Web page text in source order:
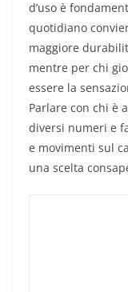
d’uso è
quotidiano
maggiore
mentre per chi
essere la
Parlare con chi è
diversi numeri e
e movimenti sul
una scelta